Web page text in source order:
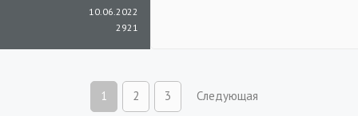
10.06.2022
2921
1 2 3 Следующая